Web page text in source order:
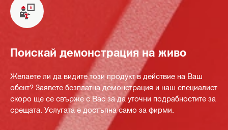
Поискай демонстрация на живо
Желаете ли да видите този продукт в действие на Ваш
обект? Заявете безплатна демонстрация и наш специалист
скоро ще се свърже с Вас за да уточни подрабностите за
срещата. Услугата е достъпна само за фирми.